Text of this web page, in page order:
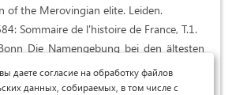
of the Merovingian elite. Leiden.
Sommaire de l'histoire de France, Т.1.
Die Namengebung bei den ältesten
im merowingischen Königshaus Mit
und Notizen // Francia 18/1, 21-69.
даете согласие на обработку файлов
данных, собираемых, в том числе с